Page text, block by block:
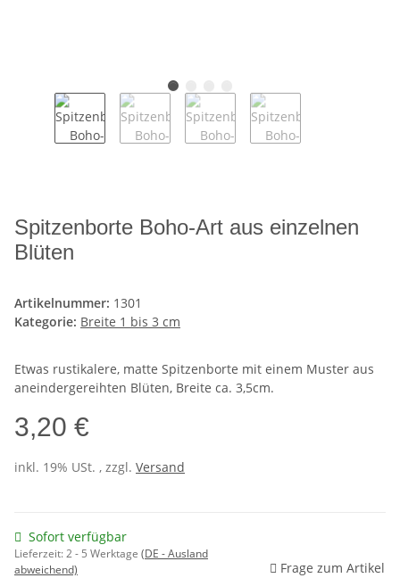
Spitzenborte Boho-Art aus einzelnen
Blüten
Artikelnummer: 1301
Kategorie: Breite 1 bis 3 cm
Etwas rustikalere, matte Spitzenborte mit einem Muster aus
aneindergereihten Blüten, Breite ca. 3,5cm.
3,20 €
inkl. 19% USt. , zzgl. Versand
Sofort verfügbar
Lieferzeit:2 - 5 Werktage (DE - Ausland
abweichend)
Frage zum Artikel